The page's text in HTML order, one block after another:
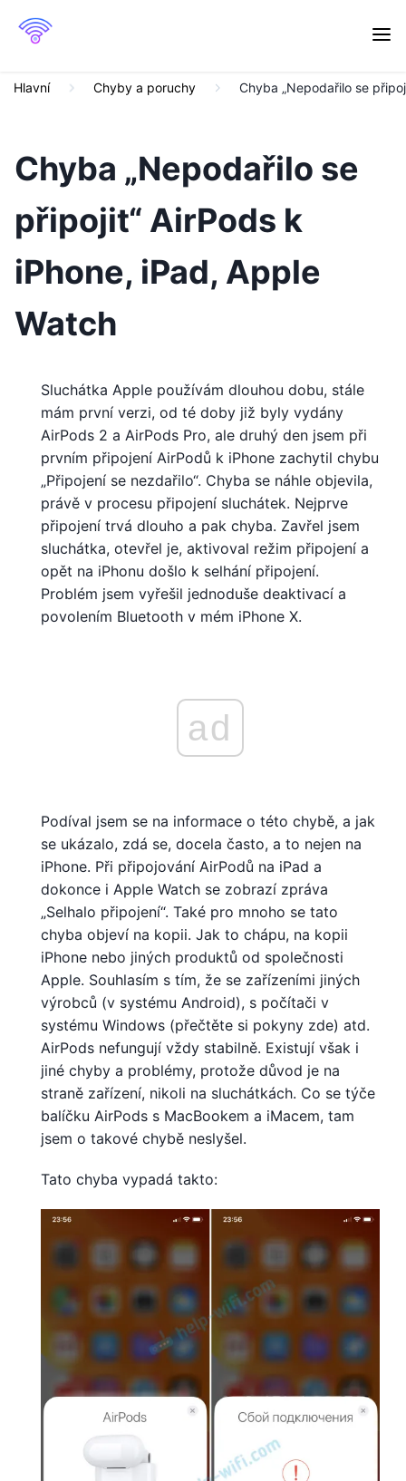
Hlavní Chyby a poruchy Chyba „Nepodařilo se
Chyba „Nepodařilo se
připojit“ AirPods k
iPhone, iPad, Apple
Watch
Sluchátka Apple používám dlouhou dobu, stále
mám první verzi, od té doby již byly vydány
AirPods 2 a AirPods Pro, ale druhý den jsem při
prvním připojení AirPodů k iPhone zachytil chybu
„Připojení se nezdařilo“. Chyba se náhle objevila,
právě v procesu připojení sluchátek. Nejprve
připojení trvá dlouho a pak chyba. Zavřel jsem
sluchátka, otevřel je, aktivoval režim připojení a
opět na iPhonu došlo k selhání připojení.
Problém jsem vyřešil jednoduše deaktivací a
povolením Bluetooth v mém iPhone X.
ad
Podíval jsem se na informace o této chybě, a jak
se ukázalo, zdá se, docela často, a to nejen na
iPhone. Při připojování AirPodů na iPad a
dokonce i Apple Watch se zobrazí zpráva
„Selhalo připojení“. Také pro mnoho se tato
chyba objeví na kopii. Jak to chápu, na kopii
iPhone nebo jiných produktů od společnosti
Apple. Souhlasím s tím, že se zařízeními jiných
výrobců (v systému Android), s počítači v
systému Windows (přečtěte si pokyny zde) atd.
AirPods nefungují vždy stabilně. Existují však i
jiné chyby a problémy, protože důvod je na
straně zařízení, nikoli na sluchátkách. Co se týče
balíčku AirPods s MacBookem a iMacem, tam
jsem o takové chybě neslyšel.
Tato chyba vypadá takto: